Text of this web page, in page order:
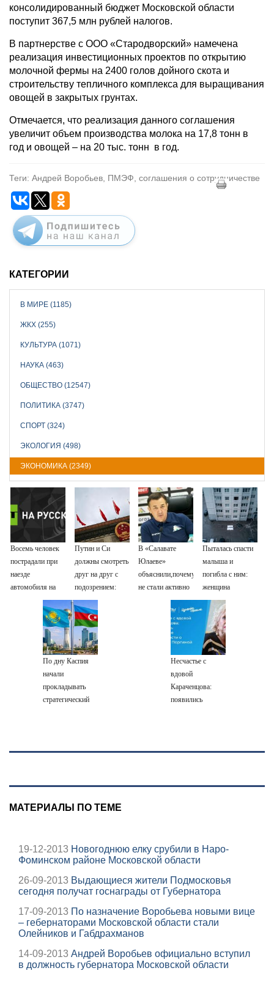
консолидированный бюджет Московской области
поступит 367,5 млн рублей налогов.
В партнерстве с ООО «Стародворский» намечена
реализация инвестиционных проектов по открытию
молочной фермы на 2400 голов дойного скота и
строительству тепличного комплекса для выращивания
овощей в закрытых грунтах.
Отмечается, что реализация данного соглашения
увеличит объем производства молока на 17,8 тонн в
год и овощей – на 20 тыс. тонн в год.
Теги: Андрей Воробьев, ПМЭФ, соглашения о сотрудничестве
КАТЕГОРИИ
В МИРЕ (1185)
ЖКХ (255)
КУЛЬТУРА (1071)
НАУКА (463)
ОБЩЕСТВО (12547)
ПОЛИТИКА (3747)
СПОРТ (324)
ЭКОЛОГИЯ (498)
ЭКОНОМИКА (2349)
Восемь человек
пострадали при
наезде
автомобиля на
пешеходов в
Путин и Си
должны смотреть
друг на друг с
подозрением:
Зеленский
поставил задачу
своим
дипломатам
В «Салавате
Юлаеве»
объяснили,почему
не стали активно
подписывать
межсезонье
Пыталась спасти
малыша и
погибла с ним:
женщина
разбилась
насмерть на
глазах у детей
06/08/2026 –
Новости
По дну Каспия
начали
прокладывать
стратегический
Несчастье с
вдовой
Караченцова:
появились
Поргиной
МАТЕРИАЛЫ ПО ТЕМЕ
19-12-2013 Новогоднюю елку срубили в Наро-
Фоминском районе Московской области
26-09-2013 Выдающиеся жители Подмосковья
сегодня получат госнаграды от Губернатора
17-09-2013 По назначение Воробьева новыми вице
– гебернаторами Московской области стали
Олейников и Габдрахманов
14-09-2013 Андрей Воробьев официально вступил
в должность губернатора Московской области